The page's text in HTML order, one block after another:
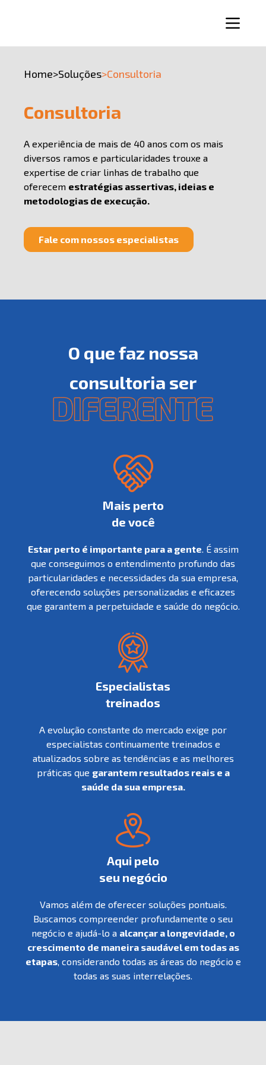
Home>Soluções>Consultoria
Consultoria
A experiência de mais de 40 anos com os mais
diversos ramos e particularidades trouxe a
expertise de criar linhas de trabalho que
oferecem estratégias assertivas, ideias e
metodologias de execução.
Fale com nossos especialistas
O que faz nossa
consultoria ser
Mais perto
de você
Estar perto é importante para a gente. É assim
que conseguimos o entendimento profundo das
particularidades e necessidades da sua empresa,
oferecendo soluções personalizadas e eficazes
que garantem a perpetuidade e saúde do negócio.
Especialistas
treinados
A evolução constante do mercado exige por
especialistas continuamente treinados e
atualizados sobre as tendências e as melhores
práticas que garantem resultados reais e a
saúde da sua empresa.
Aqui pelo
seu negócio
Vamos além de oferecer soluções pontuais.
Buscamos compreender profundamente o seu
negócio e ajudá-lo a alcançar a longevidade, o
crescimento de maneira saudável em todas as
etapas, considerando todas as áreas do negócio e
todas as suas interrelações.